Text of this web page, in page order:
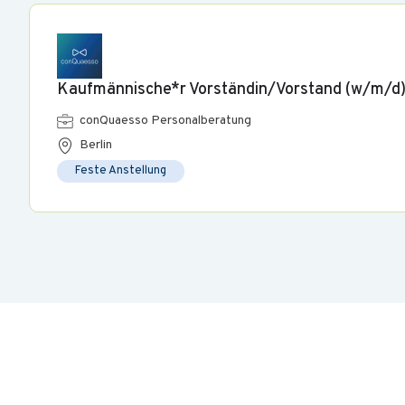
Kaufmännische*r Vorständin/Vorstand (w/m/d)
conQuaesso Personalberatung
Berlin
Feste Anstellung